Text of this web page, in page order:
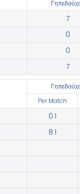
7
0
0
7
Per Match
0.1
8.1